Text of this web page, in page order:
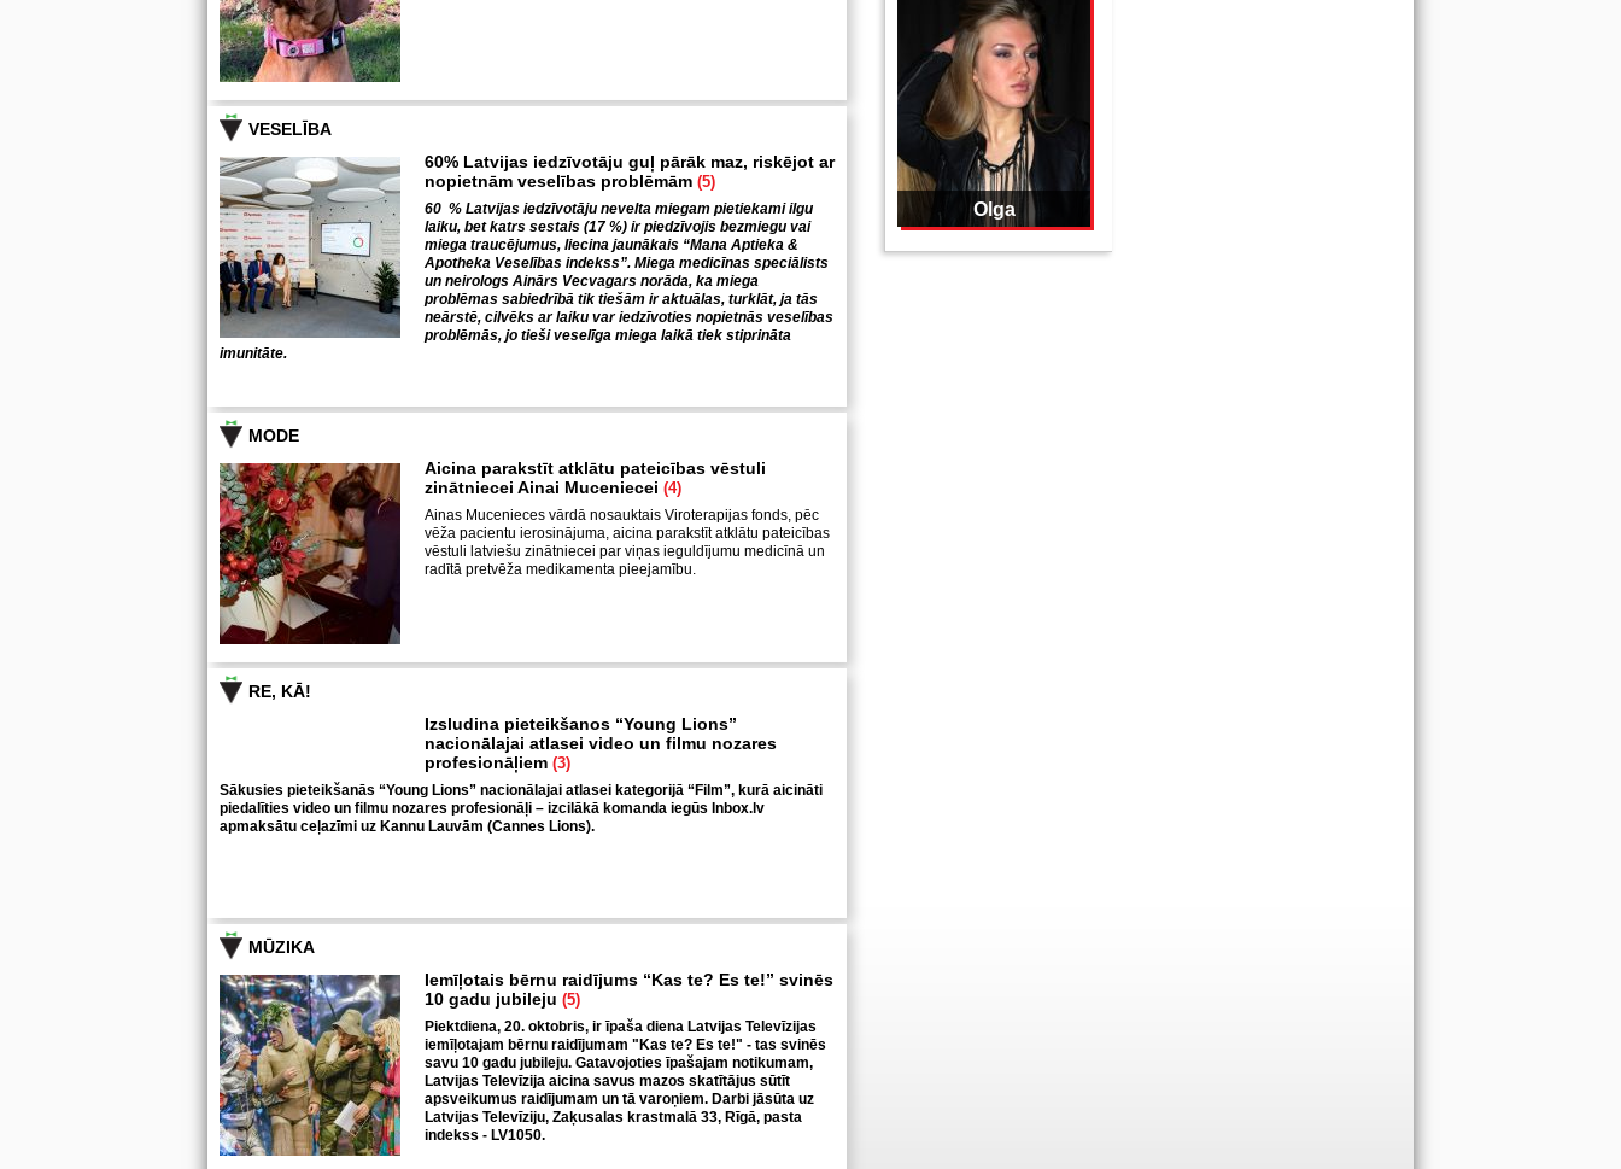
Olga
VESELĪBA
60% Latvijas iedzīvotāju guļ pārāk maz, riskējot ar
nopietnām veselības problēmām (5)
60 % Latvijas iedzīvotāju nevelta miegam pietiekami ilgu
laiku, bet katrs sestais (17 %) ir piedzīvojis bezmiegu vai
miega traucējumus, liecina jaunākais “Mana Aptieka &
Apotheka Veselības indekss”. Miega medicīnas speciālists
un neirologs Ainārs Vecvagars norāda, ka miega
problēmas sabiedrībā tik tiešām ir aktuālas, turklāt, ja tās
neārstē, cilvēks ar laiku var iedzīvoties nopietnās veselības
problēmās, jo tieši veselīga miega laikā tiek stiprināta
imunitāte.
MODE
Aicina parakstīt atklātu pateicības vēstuli
zinātniecei Ainai Muceniecei (4)
Ainas Mucenieces vārdā nosauktais Viroterapijas fonds, pēc
vēža pacientu ierosinājuma, aicina parakstīt atklātu pateicības
vēstuli latviešu zinātniecei par viņas ieguldījumu medicīnā un
radītā pretvēža medikamenta pieejamību.
RE, KĀ!
Izsludina pieteikšanos “Young Lions”
nacionālajai atlasei video un filmu nozares
profesionāļiem (3)
Sākusies pieteikšanās “Young Lions” nacionālajai atlasei kategorijā “Film”, kurā aicināti
piedalīties video un filmu nozares profesionāļi – izcilākā komanda iegūs Inbox.lv
apmaksātu ceļazīmi uz Kannu Lauvām (Cannes Lions).
MŪZIKA
Iemīļotais bērnu raidījums “Kas te? Es te!” svinēs
10 gadu jubileju (5)
Piektdiena, 20. oktobris, ir īpaša diena Latvijas Televīzijas
iemīļotajam bērnu raidījumam "Kas te? Es te!" - tas svinēs
savu 10 gadu jubileju. Gatavojoties īpašajam notikumam,
Latvijas Televīzija aicina savus mazos skatītājus sūtīt
apsveikumus raidījumam un tā varoņiem. Darbi jāsūta uz
Latvijas Televīziju, Zaķusalas krastmalā 33, Rīgā, pasta
indekss - LV1050.